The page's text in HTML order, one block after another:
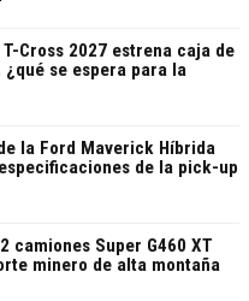
Cross 2027 estrena caja de
¿qué se espera para la
la Ford Maverick Híbrida
de la pick-up
camiones Super G460 XT
minero de alta montaña